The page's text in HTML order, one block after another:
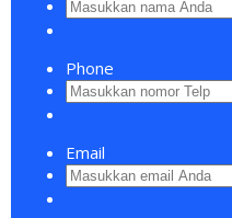
Phone
Email